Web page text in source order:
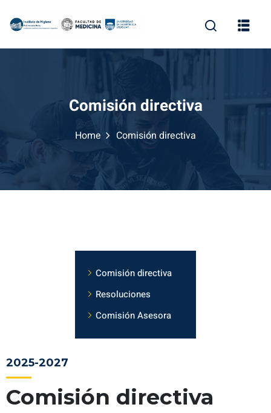
Comisión directiva
Home Comisión directiva
Comisión directiva
Resoluciones
Comisión Asesora
Comisión directiva
2025-2027